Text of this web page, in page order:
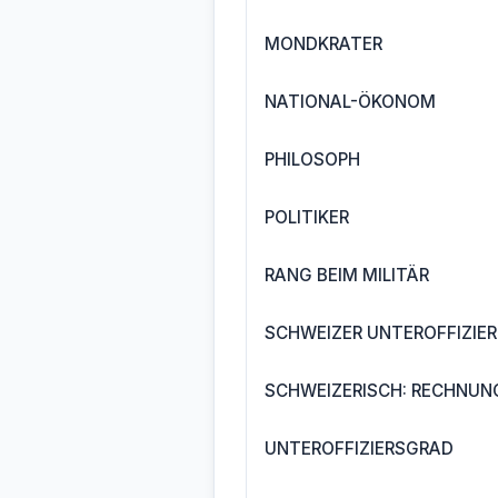
MONDKRATER
NATIONAL-ÖKONOM
PHILOSOPH
POLITIKER
RANG BEIM MILITÄR
SCHWEIZER UNTEROFFIZIER
SCHWEIZERISCH:
UNTEROFFIZIERSGRAD